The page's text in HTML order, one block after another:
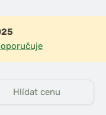
Hlídat cenu